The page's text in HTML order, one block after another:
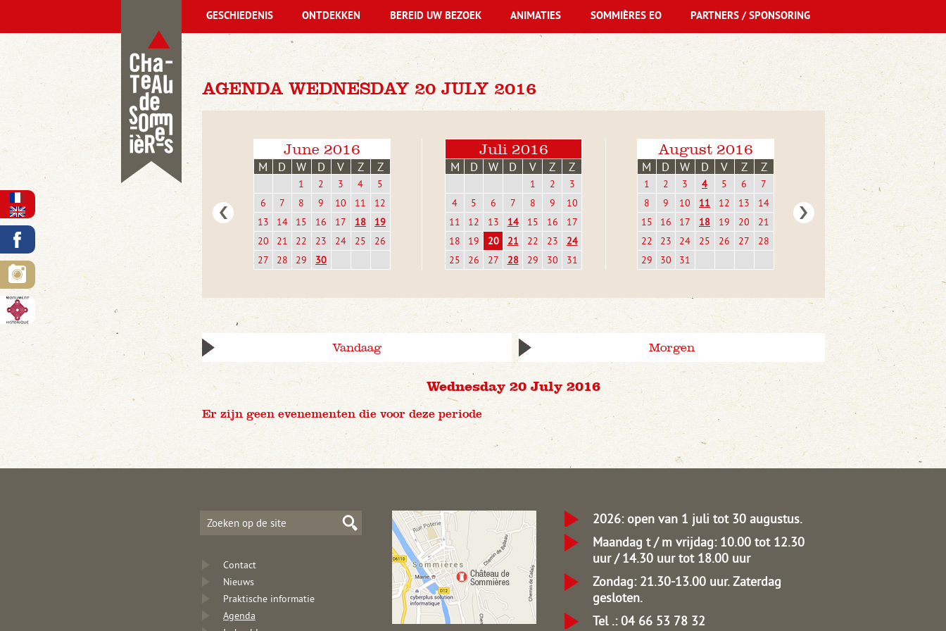
AGENDA WEDNESDAY 20 JULY 2016
June 2016
M D W D V Z Z
1 2 3 4
5
6
7 8 9 10 11
12
13
14 15 16 17 18
19
20
21 22 23 24 25
26
27
28 29 30
Juli 2016
M D W D V Z Z
1 2
3
4
5 6 7 8 9
10
11
12 13 14 15 16
17
18
19 20 21 22 23
24
25
26 27 28 29 30 31
August 2016
M D W D V Z Z
1 2 3 4 5 6
7
8
9 10 11 12 13
14
15
16 17 18 19 20
21
22
23 24 25 26 27
28
29
30 31
Vandaag Morgen
Wednesday 20 July 2016
Er zijn geen evenementen die voor deze periode
GESCHIEDENIS ONTDEKKEN BEREID UW BEZOEK ANIMATIES SOMMIÈRES EO PARTNERS / SPONSORING
Contact
Nieuws
Praktische informatie
Agenda
2026: open van 1 juli tot 30 augustus.
Maandag t / m vrijdag: 10.00 tot 12.30
uur / 14.30 uur tot 18.00 uur
Zondag: 21.30-13.00 uur.Zaterdag
gesloten.
Tel .: 04 66 53 78 32